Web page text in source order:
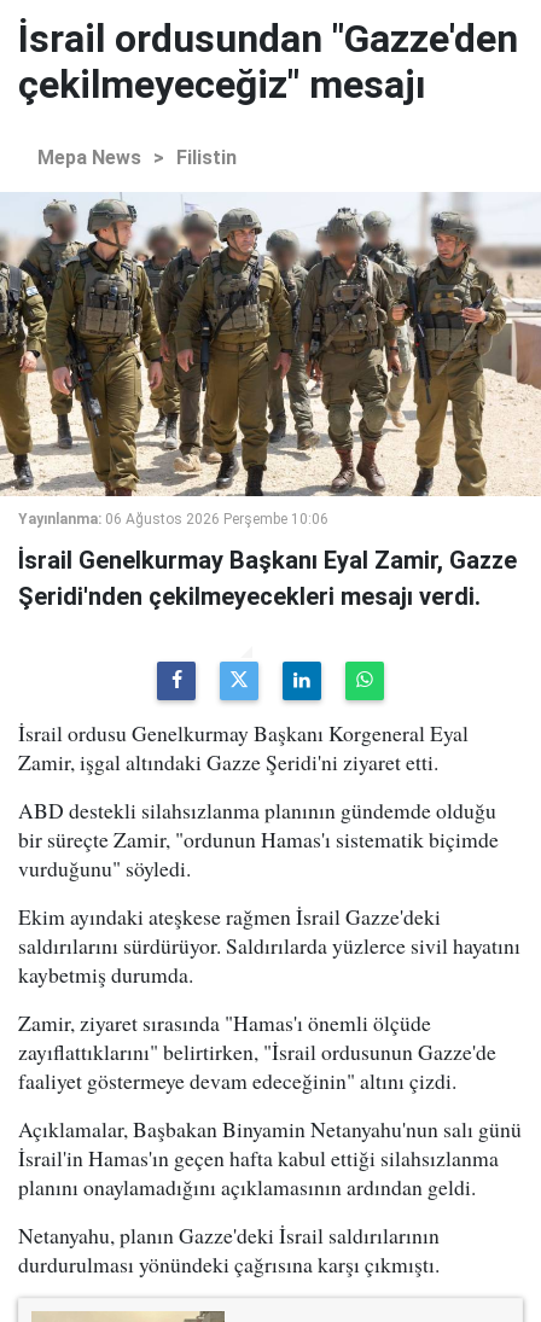
İsrail ordusundan "Gazze'den
çekilmeyeceğiz" mesajı
Mepa News > Filistin
Yayınlanma: 06 Ağustos 2026 Perşembe 10:06
İsrail Genelkurmay Başkanı Eyal Zamir, Gazze
Şeridi'nden çekilmeyecekleri mesajı verdi.
İsrail ordusu Genelkurmay Başkanı Korgeneral Eyal
Zamir, işgal altındaki Gazze Şeridi'ni ziyaret etti.
ABD destekli silahsızlanma planının gündemde olduğu
bir süreçte Zamir, "ordunun Hamas'ı sistematik biçimde
vurduğunu" söyledi.
Ekim ayındaki ateşkese rağmen İsrail Gazze'deki
saldırılarını sürdürüyor. Saldırılarda yüzlerce sivil hayatını
kaybetmiş durumda.
Zamir, ziyaret sırasında "Hamas'ı önemli ölçüde
zayıflattıklarını" belirtirken, "İsrail ordusunun Gazze'de
faaliyet göstermeye devam edeceğinin" altını çizdi.
Açıklamalar, Başbakan Binyamin Netanyahu'nun salı günü
İsrail'in Hamas'ın geçen hafta kabul ettiği silahsızlanma
planını onaylamadığını açıklamasının ardından geldi.
Netanyahu, planın Gazze'deki İsrail saldırılarının
durdurulması yönündeki çağrısına karşı çıkmıştı.